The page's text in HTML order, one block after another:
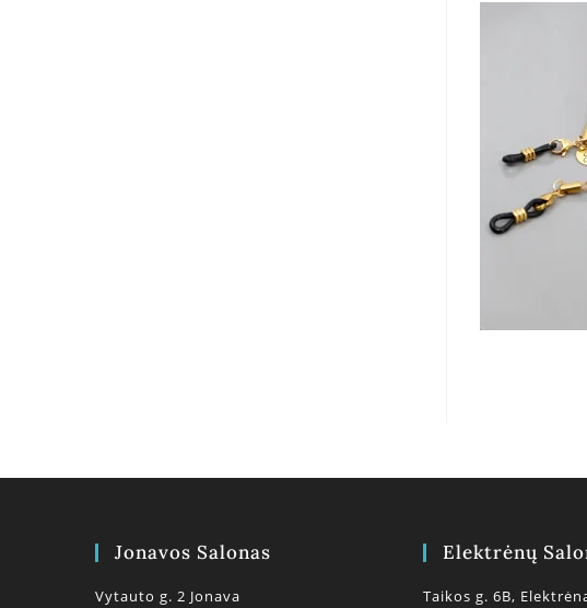
Jonavos Salonas
Vytauto g. 2 Jonava
Elektrėnų
Taikos g. 6B,